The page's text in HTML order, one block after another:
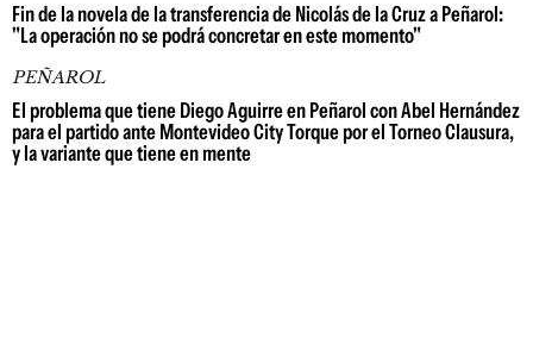
Fin de la novela de la transferencia de Nicolás de la Cruz a Peñarol:
"La operación no se podrá concretar en este momento"
PEÑAROL
El problema que tiene Diego Aguirre en Peñarol con Abel Hernández
para el partido ante Montevideo City Torque por el Torneo Clausura,
y la variante que tiene en mente